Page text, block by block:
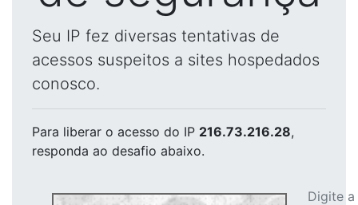
Seu IP fez diversas tentativas de
acessos suspeitos a sites hospedados
conosco.
Para liberar o acesso do IP 216.73.216.28,
responda ao desafio abaixo.
Digite